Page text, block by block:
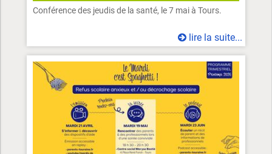
Conférence des jeudis de la santé, le 7 mai à Tours.
lire la suite...